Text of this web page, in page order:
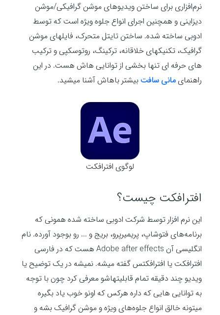
نرم‌افزاری برای ساختن ویدیوهای موشن گرافیکی/موشن
دیزاینی و همچنین اجرای انواع جلوه ویژه است که توسط
ادوبی ساخته شده. ساختن تایتل متحرک، فایلهای موشن
گرافیک، تکنیکهای خلاقانه، ترکینگ، روتوسکپی و ترکیب
های حرفه ای تنها بخشی از توانایی هاش هست. در این
راهنمایمانی سافت بیشتر باهاش آشنا میشید.
لوگوی افترافکت
افترافکت چیست؟
این نرم افزار توسط شرکت ادوبی ساخته شده همونی که
برنامه‌های فتوشاپ، پریمیرپرو، بریج و ... رو بوجود آورده. نام
انگلیسی آن Adobe after effects هست که در فارسی
افترافکت یا افترافکتس گفته میشه. نمیشه در یک توضیح یا
ویدیو چند دقیقه تمام قابلیتهاشو معرفی کرد چون با توجه
به توانایی هایی که داره هرکس که اونو خوب یاد بگیره
میتونه خالق انواع جلوه‌های ویژه و موشن گرافیک بشه و